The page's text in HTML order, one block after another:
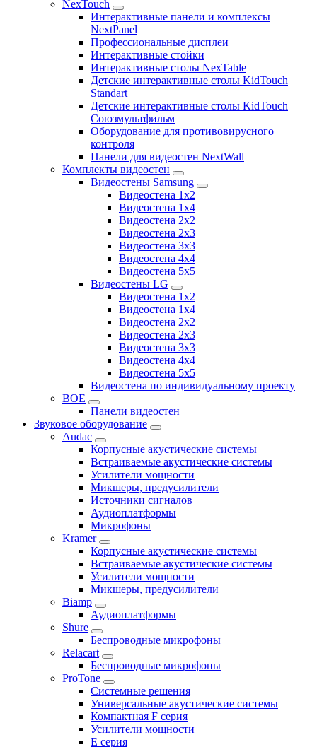
NexTouch
Интерактивные панели и комплексы
NextPanel
Профессиональные дисплеи
Интерактивные стойки
Интерактивные столы NexTable
Детские интерактивные столы KidTouch
Standart
Детские интерактивные столы KidTouch
Союзмультфильм
Оборудование для противовирусного
контроля
Панели для видеостен NextWall
Комплекты видеостен
Видеостены Samsung
Видеостена 1x2
Видеостена 1x4
Видеостена 2x2
Видеостена 2х3
Видеостена 3x3
Видеостена 4x4
Видеостена 5x5
Видеостены LG
Видеостена 1x2
Видеостена 1x4
Видеостена 2x2
Видеостена 2x3
Видеостена 3x3
Видеостена 4x4
Видеостена 5x5
Видеостена по индивидуальному проекту
BOE
Панели видеостен
Звуковое оборудование
Audac
Корпусные акустические системы
Встраиваемые акустические системы
Усилители мощности
Микшеры, предусилители
Источники сигналов
Аудиоплатформы
Микрофоны
Kramer
Корпусные акустические системы
Встраиваемые акустические системы
Усилители мощности
Микшеры, предусилители
Biamp
Аудиоплатформы
Shure
Беспроводные микрофоны
Relacart
Беспроводные микрофоны
ProTone
Системные решения
Универсальные акустические системы
Компактная F серия
Усилители мощности
E серия